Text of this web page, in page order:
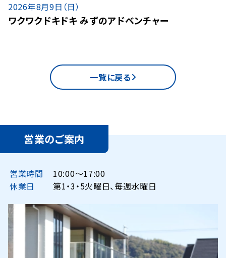
2026年8月9日（日）
ワクワクドキドキ みずのアドベンチャー
一覧に戻る
営業のご案内
営業時間
10:00〜17:00
休業日
第1・3・5火曜日、毎週水曜日